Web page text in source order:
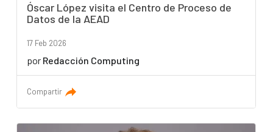
Óscar López visita el Centro de Proceso de
Datos de la AEAD
17 Feb 2026
por Redacción Computing
Compartir